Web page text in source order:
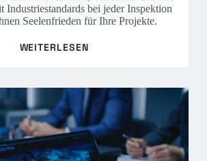
Industriestandards bei jeder Inspektion
Seelenfrieden für Ihre Projekte.
WEITERLESEN